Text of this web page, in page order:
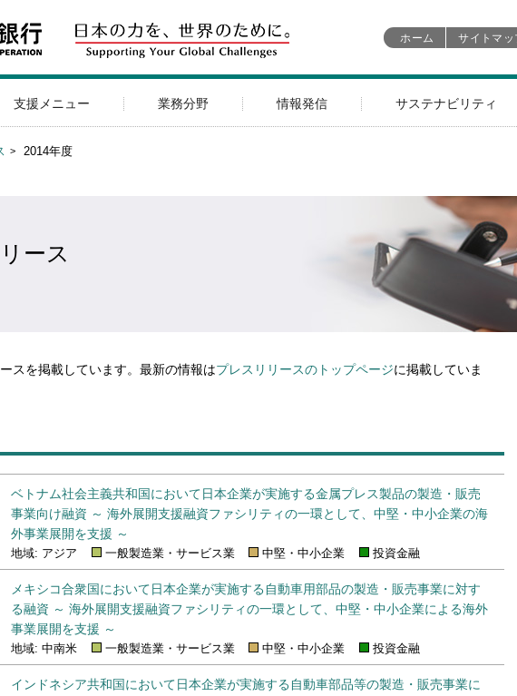
ホーム サイトマッ
支援メニュー 業務分野 情報発信 サステナビリティ
2014年度
ース
スを掲載しています。最新の情報はプレスリリースのトップページに掲載していま
ース一覧
ベトナム社会主義共和国において日本企業が実施する金属プレス製品の製造・販売
事業向け融資 ～ 海外展開支援融資ファシリティの一環として、中堅・中小企業の海
外事業展開を支援 ～
地域: アジア 一般製造業・サービス業 中堅・中小企業 投資金融
メキシコ合衆国において日本企業が実施する自動車用部品の製造・販売事業に対す
る融資 ～ 海外展開支援融資ファシリティの一環として、中堅・中小企業による海外
事業展開を支援 ～
地域: 中南米 一般製造業・サービス業 中堅・中小企業 投資金融
インドネシア共和国において日本企業が実施する自動車部品等の製造・販売事業に